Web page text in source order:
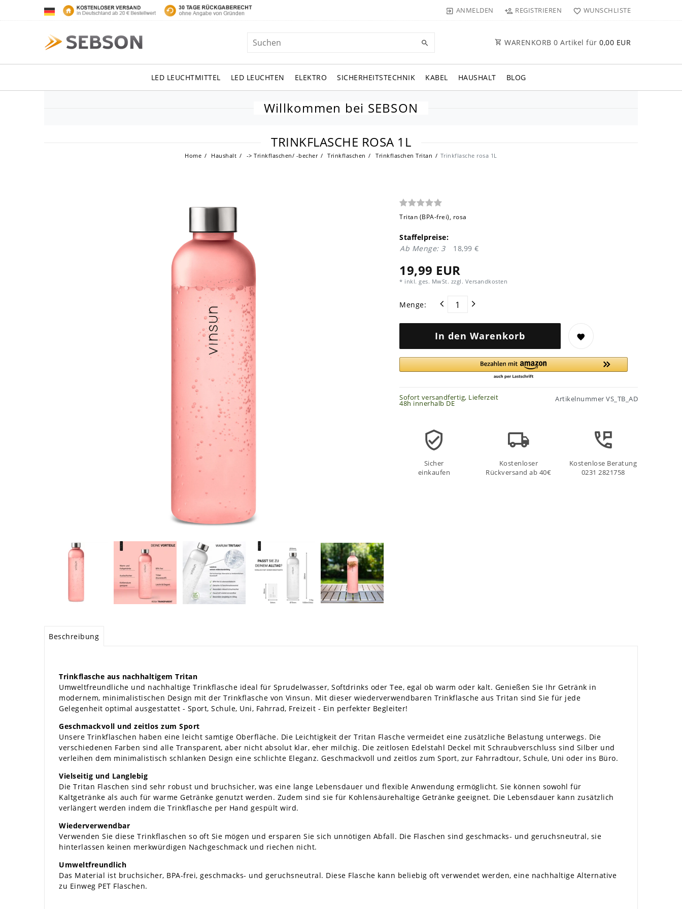
ANMELDEN REGISTRIEREN WUNSCHLISTE
WARENKORB 0 Artikel für 0,00 EUR
LED LEUCHTMITTEL LED LEUCHTEN ELEKTRO SICHERHEITSTECHNIK KABEL HAUSHALT BLOG
Willkommen bei SEBSON
TRINKFLASCHE ROSA 1L
Home Haushalt -> Trinkflaschen/ -becher Trinkflaschen Trinkflaschen Tritan Trinkflasche rosa 1L
Tritan (BPA-frei), rosa
Staffelpreise:
Ab Menge: 3
18,99 €
19,99 EUR
* inkl. ges. MwSt. zzgl. Versandkosten
Menge:
In den Warenkorb
Sofort versandfertig, Lieferzeit
48h innerhalb DE
Artikelnummer VS_TB_AD
Sicher
einkaufen
Kostenloser
Rückversand ab 40€
Kostenlose Beratung
0231 2821758
Beschreibung
Trinkflasche aus nachhaltigem Tritan
Umweltfreundliche und nachhaltige Trinkflasche ideal für Sprudelwasser, Softdrinks oder Tee, egal ob warm oder kalt. Genießen Sie Ihr Getränk in
modernem, minimalistischen Design mit der Trinkflasche von Vinsun. Mit dieser wiederverwendbaren Trinkflasche aus Tritan sind Sie für jede
Gelegenheit optimal ausgestattet - Sport, Schule, Uni, Fahrrad, Freizeit - Ein perfekter Begleiter!
Geschmackvoll und zeitlos zum Sport
Unsere Trinkflaschen haben eine leicht samtige Oberfläche. Die Leichtigkeit der Tritan Flasche vermeidet eine zusätzliche Belastung unterwegs. Die
verschiedenen Farben sind alle Transparent, aber nicht absolut klar, eher milchig. Die zeitlosen Edelstahl Deckel mit Schraubverschluss sind Silber und
verleihen dem minimalistisch schlanken Design eine schlichte Eleganz. Geschmackvoll und zeitlos zum Sport, zur Fahrradtour, Schule, Uni oder ins Büro.
Vielseitig und Langlebig
Die Tritan Flaschen sind sehr robust und bruchsicher, was eine lange Lebensdauer und flexible Anwendung ermöglicht. Sie können sowohl für
Kaltgetränke als auch für warme Getränke genutzt werden. Zudem sind sie für Kohlensäurehaltige Getränke geeignet. Die Lebensdauer kann zusätzlich
verlängert werden indem die Trinkflasche per Hand gespült wird.
Wiederverwendbar
Verwenden Sie diese Trinkflaschen so oft Sie mögen und ersparen Sie sich unnötigen Abfall. Die Flaschen sind geschmacks- und geruchsneutral, sie
hinterlassen keinen merkwürdigen Nachgeschmack und riechen nicht.
Umweltfreundlich
Das Material ist bruchsicher, BPA-frei, geschmacks- und geruchsneutral. Diese Flasche kann beliebig oft verwendet werden, eine nachhaltige Alternative
zu Einweg PET Flaschen.